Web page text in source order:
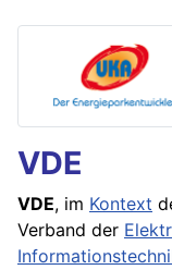
VDE
VDE, im Kontext
Verband der